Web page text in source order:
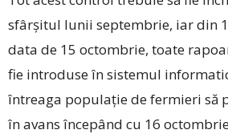
sfârșitul lunii septembrie, iar din
data de 15 octombrie, toate
fie introduse în sistemul
întreaga populație de fermieri să
în avans începând cu 16